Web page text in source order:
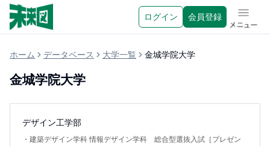
ログイン 会員登録 メニュ
ホーム データベース 大学一覧 金城学院大学
金城学院大学
デザイン工学部
・ 建築デザイン学科 情報デザイン学科 総合型選抜入試［プレゼン